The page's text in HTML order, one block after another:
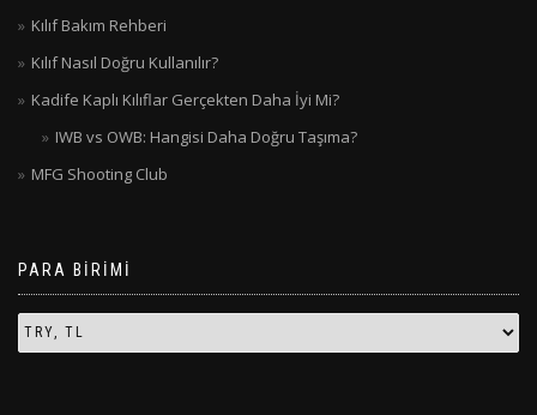
Kılıf Bakım Rehberi
Kılıf Nasıl Doğru Kullanılır?
Kadife Kaplı Kılıflar Gerçekten Daha İyi Mi?
IWB vs OWB: Hangisi Daha Doğru Taşıma?
MFG Shooting Club
PARA BIRIMI